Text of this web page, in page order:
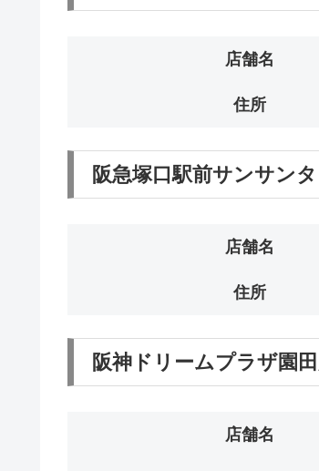
店舗名
住所
阪急塚口駅前サンサン
店舗名
住所
阪神ドリームプラザ園
店舗名